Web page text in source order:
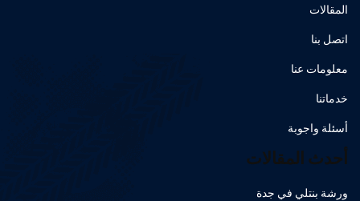
المقالات
اتصل بنا
معلومات عنا
خدماتنا
أسئلة واجوبة
أحدث المقالات
ورشة بنتلي في جدة